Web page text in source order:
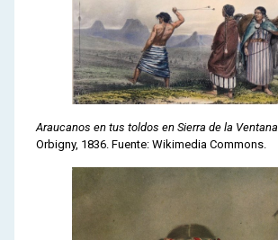
Araucanos en tus toldos en Sierra de la Ventana
Orbigny, 1836. Fuente: Wikimedia Commons.